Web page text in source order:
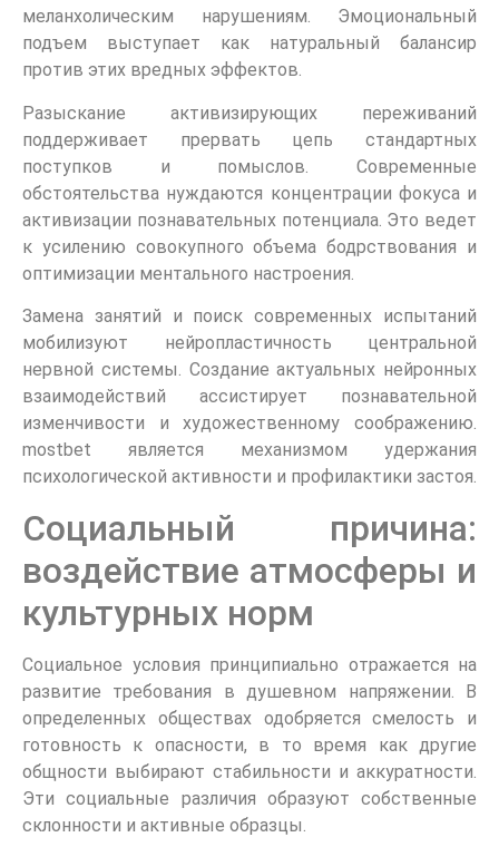
меланхолическим нарушениям. Эмоциональный
подъем выступает как натуральный балансир
против этих вредных эффектов.
Разыскание активизирующих переживаний
поддерживает прервать цепь стандартных
поступков и помыслов. Современные
обстоятельства нуждаются концентрации фокуса и
активизации познавательных потенциала. Это ведет
к усилению совокупного объема бодрствования и
оптимизации ментального настроения.
Замена занятий и поиск современных испытаний
мобилизуют нейропластичность центральной
нервной системы. Создание актуальных нейронных
взаимодействий ассистирует познавательной
изменчивости и художественному соображению.
mostbet является механизмом удержания
психологической активности и профилактики застоя.
Социальный причина:
воздействие атмосферы и
культурных норм
Социальное условия принципиально отражается на
развитие требования в душевном напряжении. В
определенных обществах одобряется смелость и
готовность к опасности, в то время как другие
общности выбирают стабильности и аккуратности.
Эти социальные различия образуют собственные
склонности и активные образцы.